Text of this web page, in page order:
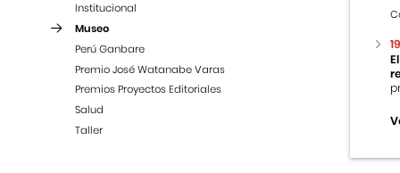
Institucional
Museo
Perú Ganbare
Premio José Watanabe Varas
Premios Proyectos Editoriales
Salud
Taller